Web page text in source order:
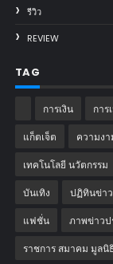
รีวิว
REVIEW
TAG
การเงิน การ
แก็ตเจ็ต ความง
เทคโนโลยี นวัตกรรม
บันเทิง ปฏิทินข่าว
แฟชั่น ภาพข่าว
ราชการ สมาคม มูลนิ